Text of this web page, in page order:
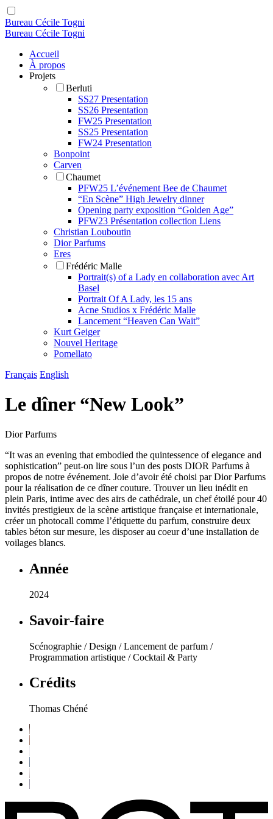
Bureau Cécile Togni
Bureau Cécile Togni
Accueil
À propos
Projets
Berluti
SS27 Presentation
SS26 Presentation
FW25 Presentation
SS25 Presentation
FW24 Presentation
Bonpoint
Carven
Chaumet
PFW25 L’événement Bee de Chaumet
“En Scène” High Jewelry dinner
Opening party exposition “Golden Age”
PFW23 Présentation collection Liens
Christian Louboutin
Dior Parfums
Eres
Frédéric Malle
Portrait(s) of a Lady en collaboration avec Art
Basel
Portrait Of A Lady, les 15 ans
Acne Studios x Frédéric Malle
Lancement “Heaven Can Wait”
Kurt Geiger
Nouvel Heritage
Pomellato
Français English
Le dîner “New Look”
Dior Parfums
“It was an evening that embodied the quintessence of elegance and
sophistication” peut-on lire sous l’un des posts DIOR Parfums à
propos de notre événement. Joie d’avoir été choisi par Dior Parfums
pour la réalisation de ce dîner couture. Trouver un lieu inédit en
plein Paris, intime avec des airs de cathédrale, un chef étoilé pour 40
invités prestigieux de la scène artistique française et internationale,
créer un photocall comme l’étiquette du parfum, construire deux
tables béton sur mesure, les disposer au coeur d’une installation de
voilages blancs.
Année
2024
Savoir-faire
Scénographie / Design / Lancement de parfum /
Programmation artistique / Cocktail & Party
Crédits
Thomas Chéné